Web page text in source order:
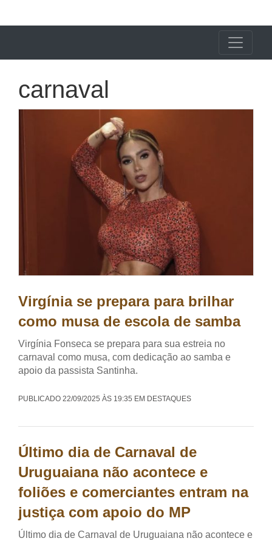
carnaval
Virgínia se prepara para brilhar
como musa de escola de samba
Virgínia Fonseca se prepara para sua estreia no
carnaval como musa, com dedicação ao samba e
apoio da passista Santinha.
PUBLICADO 22/09/2025 ÀS 19:35 EM DESTAQUES
Último dia de Carnaval de
Uruguaiana não acontece e
foliões e comerciantes entram na
justiça com apoio do MP
Último dia de Carnaval de Uruguaiana não acontece e